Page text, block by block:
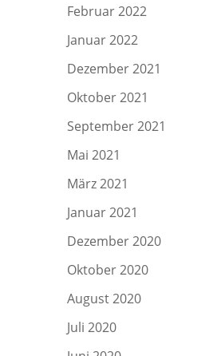
Februar 2022
Januar 2022
Dezember 2021
Oktober 2021
September 2021
Mai 2021
März 2021
Januar 2021
Dezember 2020
Oktober 2020
August 2020
Juli 2020